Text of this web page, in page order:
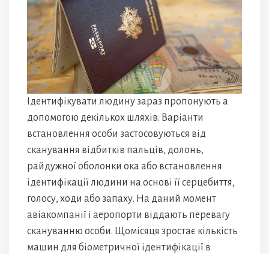
Ідентифікувати людину зараз пропонують а
допомогою декількох шляхів. Варіанти
встановлення особи застосовуються від
сканування відбитків пальців, долонь,
райдужної оболонки ока або встановлення
ідентифікації людини на основі її серцебиття,
голосу, ходи або запаху. На даний момент
авіакомпанії і аеропорти віддають перевагу
скануванню особи. Щомісяця зростає кількість
машин для біометричної ідентифікації в